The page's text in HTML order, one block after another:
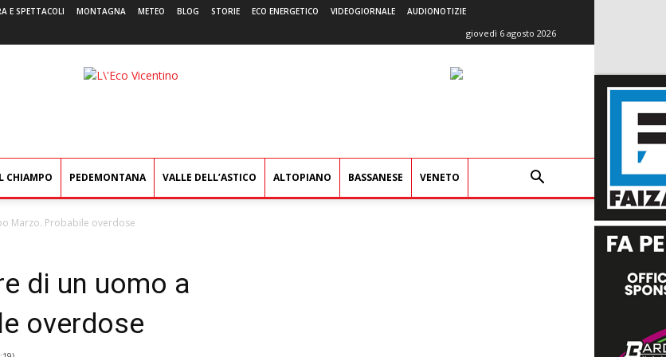
E SPETTACOLI MONTAGNA METEO BLOG STORIE ECO ENERGETICO VIDEOGIORNALE AUDIONOTIZIE
giovedì 6 agosto 2026
L'Eco
CHIAMPO PEDEMONTANA VALLE DELL’ASTICO ALTOPIANO BASSANESE VENETO
Marzo. Probabile overdose
di un uomo a
overdose